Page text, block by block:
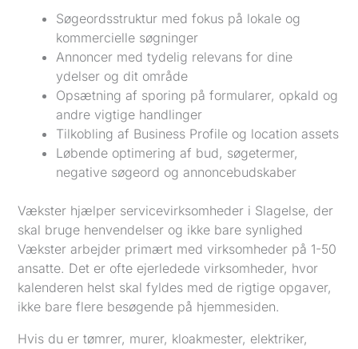
Søgeordsstruktur med fokus på lokale og
kommercielle søgninger
Annoncer med tydelig relevans for dine
ydelser og dit område
Opsætning af sporing på formularer, opkald og
andre vigtige handlinger
Tilkobling af Business Profile og location assets
Løbende optimering af bud, søgetermer,
negative søgeord og annoncebudskaber
Vækster hjælper servicevirksomheder i Slagelse, der
skal bruge henvendelser og ikke bare synlighed
Vækster arbejder primært med virksomheder på 1-50
ansatte. Det er ofte ejerledede virksomheder, hvor
kalenderen helst skal fyldes med de rigtige opgaver,
ikke bare flere besøgende på hjemmesiden.
Hvis du er tømrer, murer, kloakmester, elektriker,